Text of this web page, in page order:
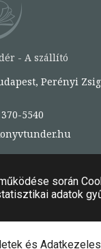
- A szállító
Perényi
5540